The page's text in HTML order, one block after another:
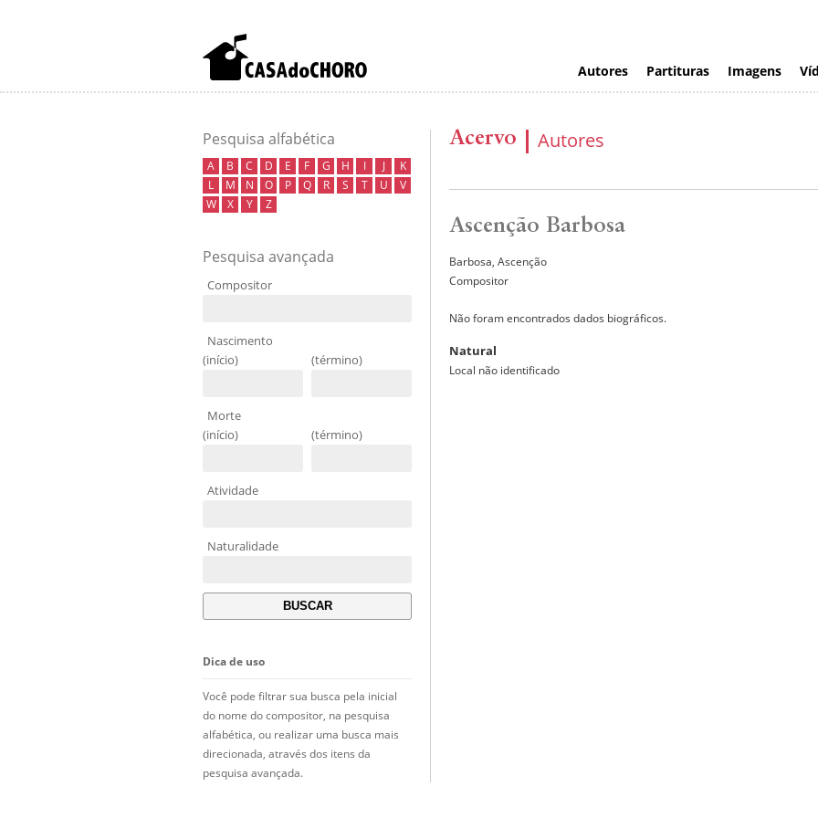
Autores Partituras Imagens
Pesquisa alfabética
A B C D E F G H I J
K
L
M N O P Q R S T U
V
W
X Y Z
Pesquisa avançada
Compositor
Nascimento
(início)
(término)
Morte
(início)
(término)
Atividade
Naturalidade
Dica de uso
Você pode filtrar sua busca pela inicial
do nome do compositor, na pesquisa
alfabética, ou realizar uma busca mais
direcionada, através dos itens da
pesquisa avançada.
Acervo Autores
Ascenção Barbosa
Barbosa, Ascenção
Compositor
Não foram encontrados dados biográficos.
Natural
Local não identificado